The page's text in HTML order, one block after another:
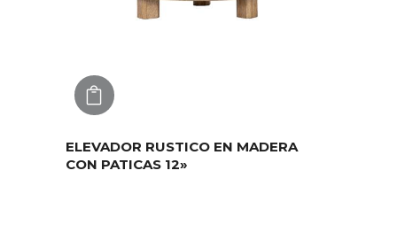
ELEVADOR RUSTICO EN MADERA
CON PATICAS 12»